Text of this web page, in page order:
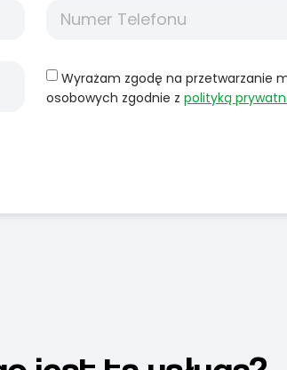
Wyrażam zgodę na przetwarzanie
osobowych zgodnie z polityką